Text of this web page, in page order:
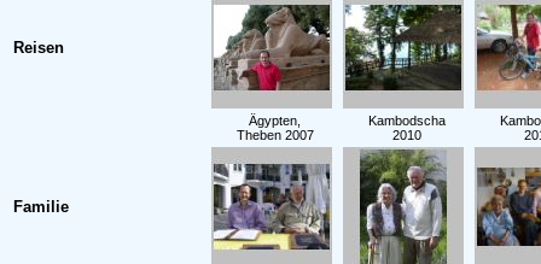
Reisen
Ägypten,
Theben 2007
Kambodscha
2010
Familie